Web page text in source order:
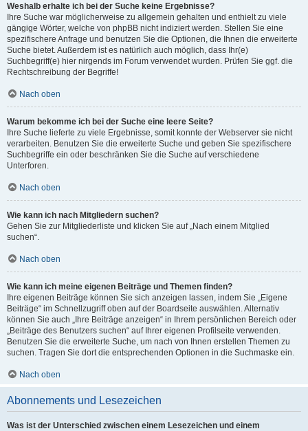
Weshalb erhalte ich bei der Suche keine Ergebnisse?
Ihre Suche war möglicherweise zu allgemein gehalten und enthielt zu viele
gängige Wörter, welche von phpBB nicht indiziert werden. Stellen Sie eine
spezifischere Anfrage und benutzen Sie die Optionen, die Ihnen die erweiterte
Suche bietet. Außerdem ist es natürlich auch möglich, dass Ihr(e)
Suchbegriff(e) hier nirgends im Forum verwendet wurden. Prüfen Sie ggf. die
Rechtschreibung der Begriffe!
Nach oben
Warum bekomme ich bei der Suche eine leere Seite?
Ihre Suche lieferte zu viele Ergebnisse, somit konnte der Webserver sie nicht
verarbeiten. Benutzen Sie die erweiterte Suche und geben Sie spezifischere
Suchbegriffe ein oder beschränken Sie die Suche auf verschiedene
Unterforen.
Nach oben
Wie kann ich nach Mitgliedern suchen?
Gehen Sie zur Mitgliederliste und klicken Sie auf „Nach einem Mitglied
suchen“.
Nach oben
Wie kann ich meine eigenen Beiträge und Themen finden?
Ihre eigenen Beiträge können Sie sich anzeigen lassen, indem Sie „Eigene
Beiträge“ im Schnellzugriff oben auf der Boardseite auswählen. Alternativ
können Sie auch „Ihre Beiträge anzeigen“ in Ihrem persönlichen Bereich oder
„Beiträge des Benutzers suchen“ auf Ihrer eigenen Profilseite verwenden.
Benutzen Sie die erweiterte Suche, um nach von Ihnen erstellen Themen zu
suchen. Tragen Sie dort die entsprechenden Optionen in die Suchmaske ein.
Nach oben
Abonnements und Lesezeichen
Was ist der Unterschied zwischen einem Lesezeichen und einem